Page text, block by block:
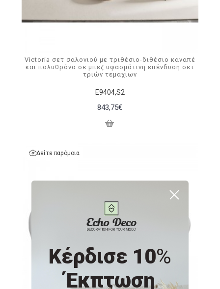
Ε9404,S2
Victoria σετ σαλονιού με τριθέσιο-διθέσιο καναπέ
και πολυθρόνα σε μπεζ υφασμάτινη επένδυση σετ
τριών τεμαχίων
843,75€
Δείτε παρόμοια
Κέρδισε 10%
Έκπτωση